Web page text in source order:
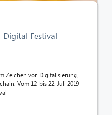
Festival
Zeichen von Digitalisierung,
Vom 12. bis 22. Juli 2019